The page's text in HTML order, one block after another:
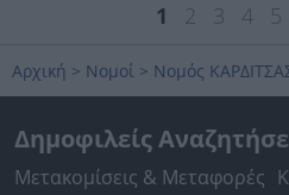
1 2 3 4 5
Αρχική > Νομοί > Νομός
Δημοφιλείς
Μετακομίσεις & Μεταφορές